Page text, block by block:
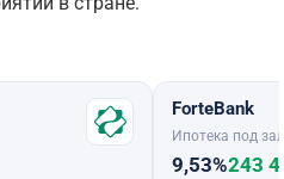
ForteBank
Ипотека под
9,53%243